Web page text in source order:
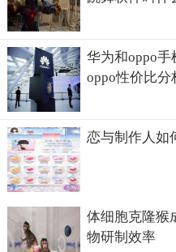
华为和oppo
oppo性价比分
恋与制作人如
体细胞克隆猴
物研制效率